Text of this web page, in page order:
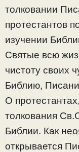
толковании
протестантов
изучении
Святые всю
чистоту своих
Библию,
О
толкования
Библии. Как
открывается